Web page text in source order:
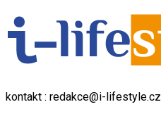
kontakt : redakce@i-lifestyle.cz